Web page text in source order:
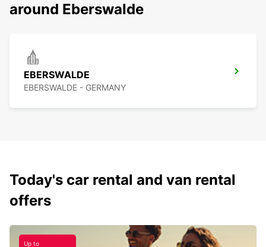
around Eberswalde
EBERSWALDE
EBERSWALDE - GERMANY
Today's car rental and van rental
offers
Up to